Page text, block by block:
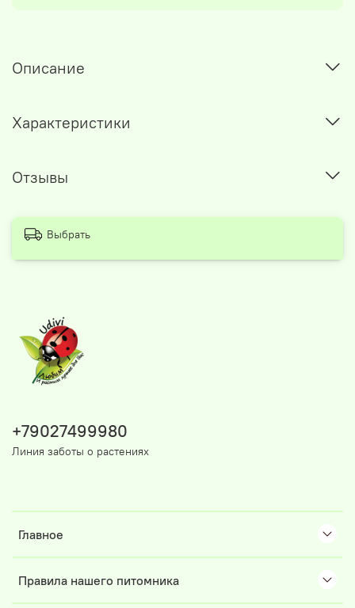
Описание
Характеристики
Отзывы
Выбрать
Главное
Правила нашего питомника
+79027499980
Линия заботы о растениях